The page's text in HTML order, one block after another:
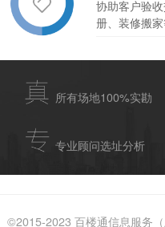
协助客户验
册、装修搬
所有场地100%实勘
专业顾问选址分析
©2015-2023 百楼通信息服务